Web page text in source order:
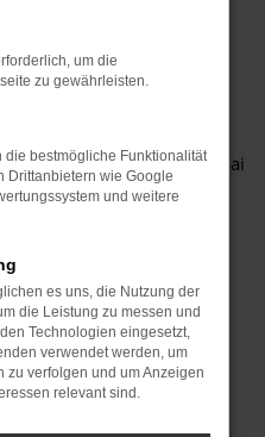
legen wir besonderen
erstklassigen
unterstützen Sie bei der
und informieren Sie
Vorteile. Zusätzlich bieten
und
dass Ihr Hyundai
bleibt.
Jahreswagens bei
und
Vertrauen Sie auf
unseren umfassenden
für Ihre Bedürfnisse zu
um die
zu gewährleisten.
die bestmögliche Funktionalität
Drittanbietern wie Google
und weitere
es uns, die Nutzung der
die Leistung zu messen und
Technologien eingesetzt,
verwendet werden, um
zu verfolgen und um Anzeigen
relevant sind.